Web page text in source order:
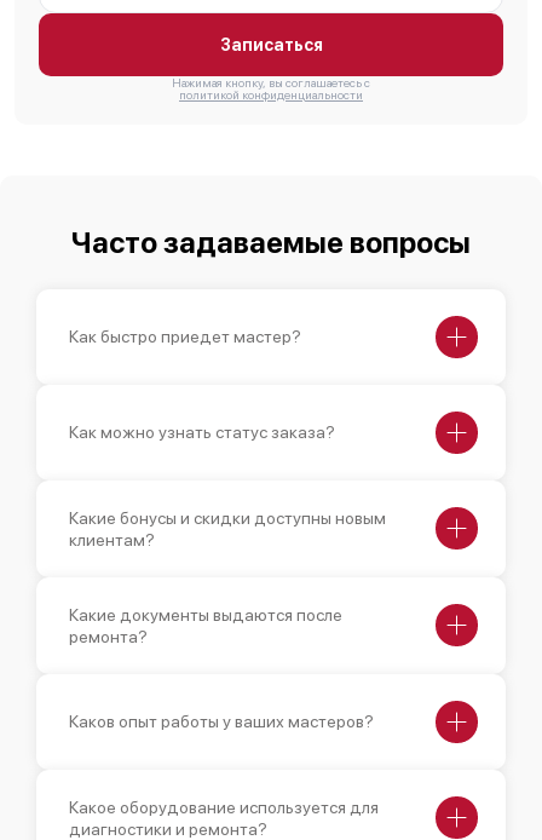
Записаться
Нажимая кнопку, вы соглашаетесь с
политикой конфиденциальности
Часто задаваемые вопросы
Как быстро приедет мастер?
Как можно узнать статус заказа?
Какие бонусы и скидки доступны новым
клиентам?
Какие документы выдаются после
ремонта?
Каков опыт работы у ваших мастеров?
Какое оборудование используется для
диагностики и ремонта?